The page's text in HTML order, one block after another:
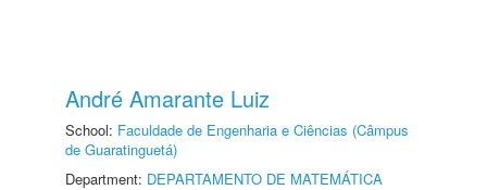
André Amarante Luiz
School: Faculdade de Engenharia e Ciências (Câmpus
de Guaratinguetá)
Department: DEPARTAMENTO DE MATEMÁTICA